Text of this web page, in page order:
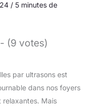
/ 5 minutes de
(9 votes)
par ultrasons est
dans nos foyers
relaxantes. Mais